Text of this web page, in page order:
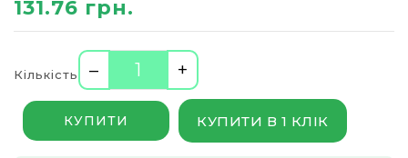
131.76 грн.
Кількість – +
КУПИТИ КУПИТИ В 1 КЛІК